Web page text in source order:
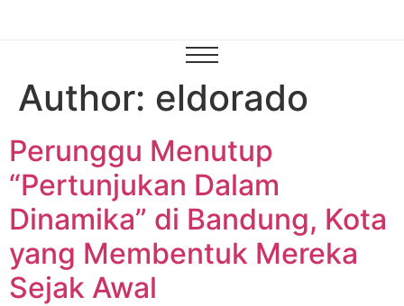
Author: eldorado
Perunggu Menutup
“Pertunjukan Dalam
Dinamika” di Bandung, Kota
yang Membentuk Mereka
Sejak Awal